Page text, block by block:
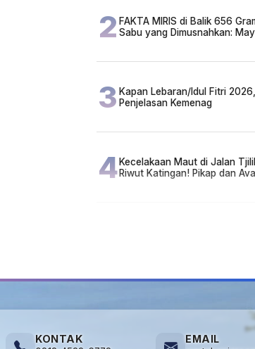
2 FAKTA MIRIS di Balik 656
Sabu yang Dimusnahkan:
3 Kapan Lebaran/Idul Fitri
Penjelasan Kemenag
4Kecelakaan Maut di Jalan
Riwut Katingan! Pikap dan
KONTAK EMAIL